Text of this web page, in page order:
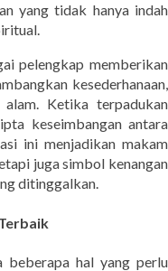
yang tidak hanya indah
pelengkap memberikan
kesederhanaan,
alam. Ketika terpadukan
keseimbangan antara
ini menjadikan makam
juga simbol kenangan
ditinggalkan.
beberapa hal yang perlu